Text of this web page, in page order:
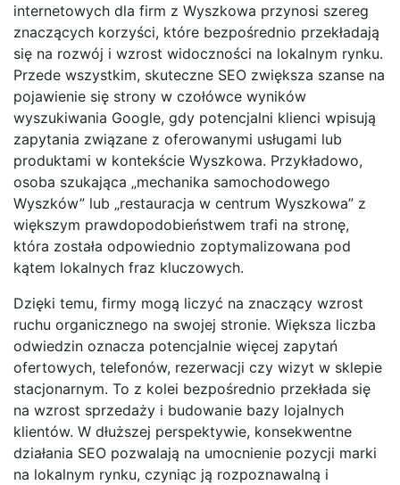
internetowych dla firm z Wyszkowa przynosi szereg
znaczących korzyści, które bezpośrednio przekładają
się na rozwój i wzrost widoczności na lokalnym rynku.
Przede wszystkim, skuteczne SEO zwiększa szanse na
pojawienie się strony w czołówce wyników
wyszukiwania Google, gdy potencjalni klienci wpisują
zapytania związane z oferowanymi usługami lub
produktami w kontekście Wyszkowa. Przykładowo,
osoba szukająca „mechanika samochodowego
Wyszków” lub „restauracja w centrum Wyszkowa” z
większym prawdopodobieństwem trafi na stronę,
która została odpowiednio zoptymalizowana pod
kątem lokalnych fraz kluczowych.
Dzięki temu, firmy mogą liczyć na znaczący wzrost
ruchu organicznego na swojej stronie. Większa liczba
odwiedzin oznacza potencjalnie więcej zapytań
ofertowych, telefonów, rezerwacji czy wizyt w sklepie
stacjonarnym. To z kolei bezpośrednio przekłada się
na wzrost sprzedaży i budowanie bazy lojalnych
klientów. W dłuższej perspektywie, konsekwentne
działania SEO pozwalają na umocnienie pozycji marki
na lokalnym rynku, czyniąc ją rozpoznawalną i